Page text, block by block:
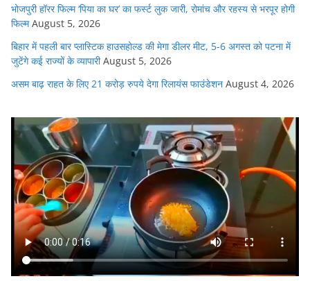
भोजपुरी हॉरर फिल्म ‘पिया का घर’ का फर्स्ट लुक जारी, रोमांच और रहस्य से भरपूर होगी
फिल्म August 5, 2026
बिहार में पहली बार प्लास्टिक हाउसहोल्ड की मेगा डीलर मीट, 5-6 अगस्त को पटना में
जुटेंगे कई राज्यों के व्यापारी August 5, 2026
असम बाढ़ राहत के लिए 21 करोड़ रुपये देगा रिलायंस फाउंडेशन August 4, 2026